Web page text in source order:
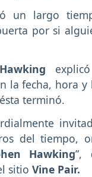
un largo
por si
Hawking
la fecha, hora
terminó.
del tiempo,
Hawking”,
sitio Vine Pair.